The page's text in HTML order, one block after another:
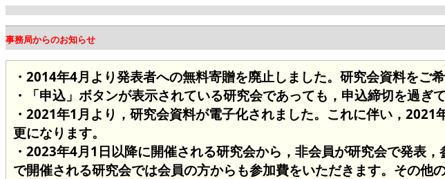
事務局からのお知らせ
・2014年4月より発表者への無料寄贈を廃止しました。研究会資料をご
・「申込」ボタンが表示されている研究会であっても，申込締切を過ぎ
・2021年1月より，研究会資料が電子化されました。これに伴い，
更になります。
・2023年4月1日以降に開催される研究会から，非会員が研究会で発表
で開催される研究会では会員の方からも参加費をいただきます。その